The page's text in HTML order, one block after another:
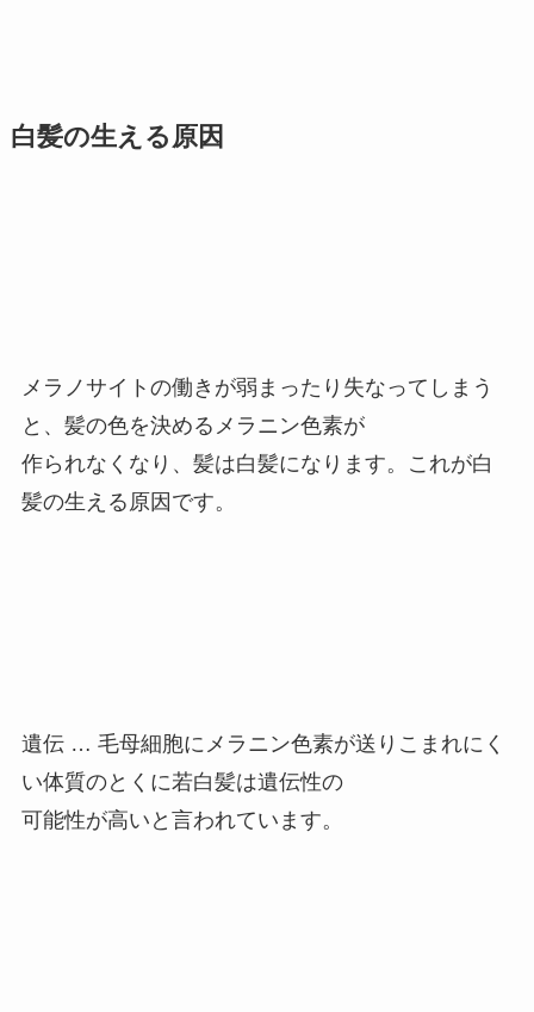
白髪の生える原因
メラノサイトの働きが弱まったり失なってしまう
と、髪の色を決めるメラニン色素が
作られなくなり、髪は白髪になります。これが白
髪の生える原因です。
遺伝 … 毛母細胞にメラニン色素が送りこまれにく
い体質のとくに若白髪は遺伝性の
可能性が高いと言われています。